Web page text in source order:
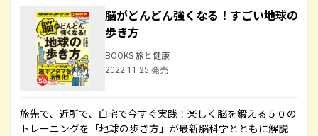
脳がどんどん強くなる！すごい地球の
歩き方
BOOKS 旅と健康
2022.11.25 発売
旅先で、近所で、自宅で今すぐ実践！楽しく脳を鍛える５０の
トレーニングを「地球の歩き方」が最新脳科学とともに解説